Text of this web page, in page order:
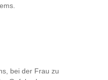
bei der Frau zu